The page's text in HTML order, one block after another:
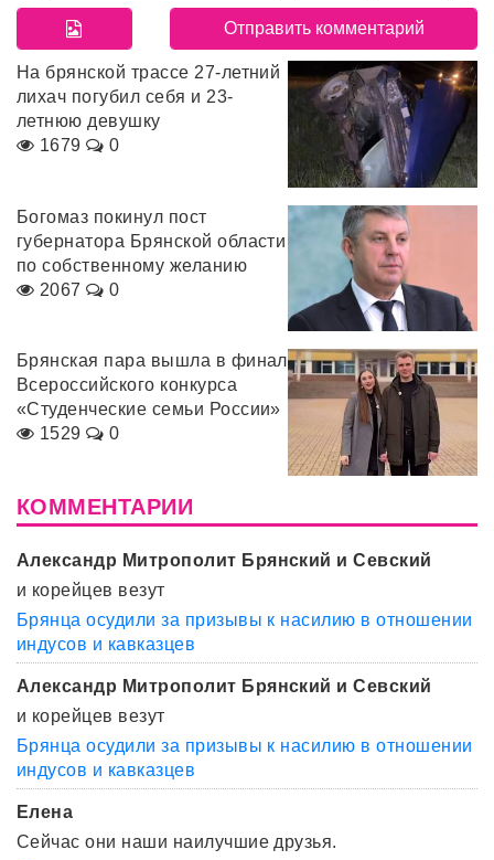
На брянской трассе 27-летний
лихач погубил себя и 23-
летнюю девушку
1679
0
Богомаз покинул пост
губернатора Брянской области
по собственному желанию
2067
0
Брянская пара вышла в финал
Всероссийского конкурса
«Студенческие семьи России»
1529
0
КОММЕНТАРИИ
Александр Митрополит Брянский и Севский
и корейцев везут
Брянца осудили за призывы к насилию в отношении
индусов и кавказцев
Александр Митрополит Брянский и Севский
и корейцев везут
Брянца осудили за призывы к насилию в отношении
индусов и кавказцев
Елена
Сейчас они наши наилучшие друзья.